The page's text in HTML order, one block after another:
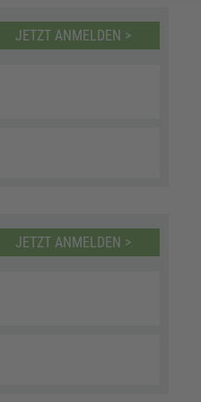
JETZT ANMELDEN >
JETZT ANMELDEN >